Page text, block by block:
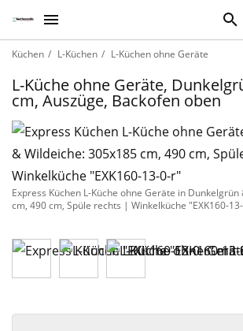
Küchen L-Küchen L-Küchen ohne Geräte
L-Küche ohne Geräte,
cm, Auszüge, Backofen oben
Express Küchen L-Küche ohne Geräte in
cm, 490 cm, Spüle rechts | Winkelküche "EXK160-